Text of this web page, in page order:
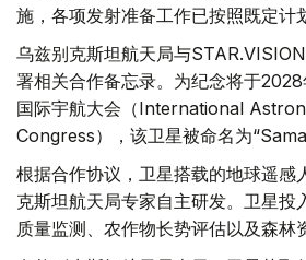
施，各项发射准备工作已按照既定计
乌兹别克斯坦航天局与
署相关合作备忘录。为纪念将于
国际宇航大会（International
Congress），该卫星被命名为
根据合作协议，卫星搭载的地球遥感
克斯坦航天局专家自主研发。卫星投
质量监测、农作物长势评估以及森林